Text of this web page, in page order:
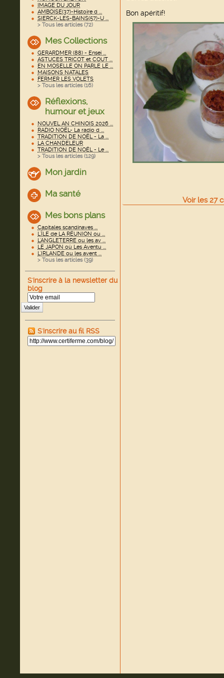
IMAGE DU JOUR
AMBOISE(37)-Histoire d ...
SIERCK-LES-BAINS(57)-U ...
> Tous les articles (72)
Mes Collections
GERARDMER (88) - Ensei ...
ASTUCES TRICOT et COUT ...
EN MOSELLE ON PARLE LE ...
MAISONS NATALES
FERMER LES VOLETS
> Tous les articles (16)
Réflexions,
humour et jeux
NOUVEL AN CHINOIS 2026 ...
RADIO NOËL- La radio d ...
TRADITION DE NOËL - La ...
LA CHANDELEUR
TRADITION DE NOËL - Le ...
> Tous les articles (129)
Mon jardin
Ma santé
Mes bons plans
Capitales scandinaves ...
L'ÎLE de LA RÉUNION ou ...
L'ANGLETERRE ou les av ...
LE JAPON où Les Aventu ...
L'IRLANDE ou les avent ...
> Tous les articles (39)
S'inscrire à la newsletter du
blog
Valider
S'inscrire au fil RSS
Bon apéritif!
Voir les27